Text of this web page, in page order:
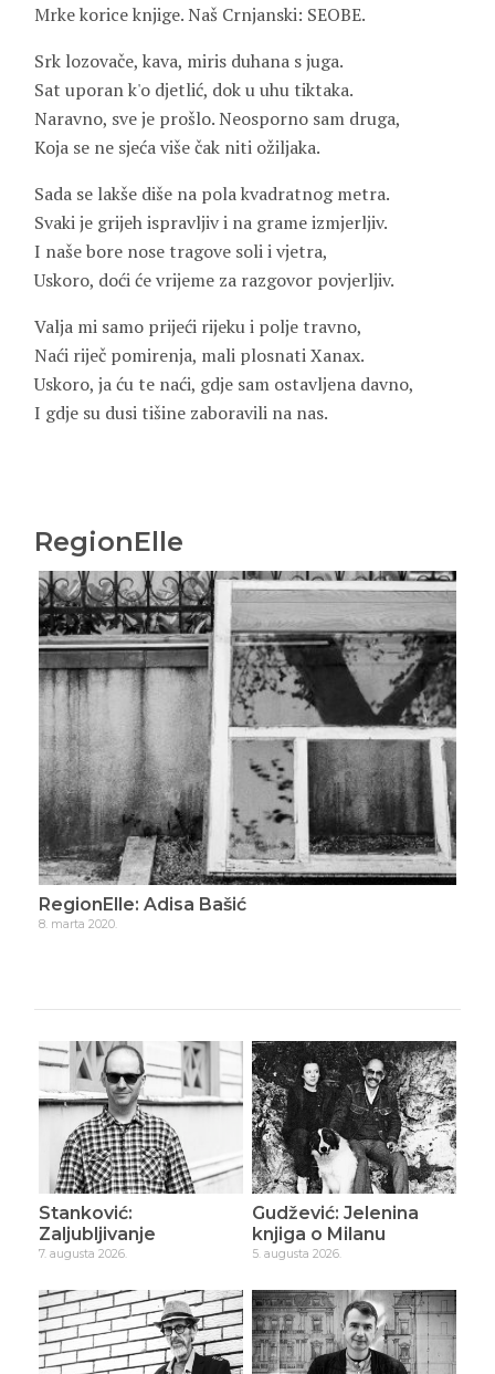
Mrke korice knjige. Naš Crnjanski: SEOBE.
Srk lozovače, kava, miris duhana s juga.
Sat uporan k'o djetlić, dok u uhu tiktaka.
Naravno, sve je prošlo. Neosporno sam druga,
Koja se ne sjeća više čak niti ožiljaka.
Sada se lakše diše na pola kvadratnog metra.
Svaki je grijeh ispravljiv i na grame izmjerljiv.
I naše bore nose tragove soli i vjetra,
Uskoro, doći će vrijeme za razgovor povjerljiv.
Valja mi samo prijeći rijeku i polje travno,
Naći riječ pomirenja, mali plosnati Xanax.
Uskoro, ja ću te naći, gdje sam ostavljena davno,
I gdje su dusi tišine zaboravili na nas.
RegionElle
RegionElle: Adisa Bašić
8. marta 2020.
Stanković:
Zaljubljivanje
7. augusta 2026.
Gudžević: Jelenina
knjiga o Milanu
5. augusta 2026.